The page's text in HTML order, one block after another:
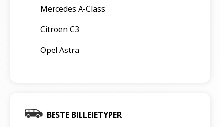
Mercedes A-Class
Citroen C3
Opel Astra
BESTE BILLEIETYPER